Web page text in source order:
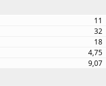
11
32
18
4,75
9,07